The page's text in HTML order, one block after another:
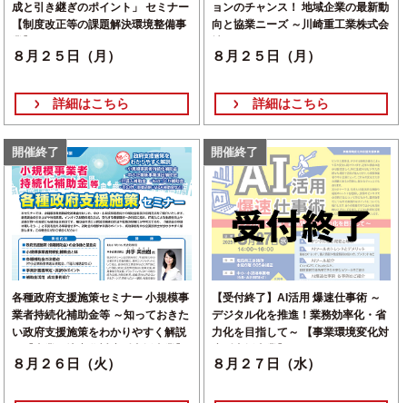
成と引き継ぎのポイント」 セミナー
【制度改正等の課題解決環境整備事
８月２５日（月）
詳細はこちら
ョンのチャンス！ 地域企業の最新動
向と協業ニーズ ～川崎重工業株式会
８月２５日（月）
詳細はこちら
開催終了
各種政府支援施策セミナー 小規模事
業者持続化補助金等 ～知っておきた
い政府支援施策をわかりやすく解説
８月２６日（火）
開催終了
【受付終了】AI活用 爆速仕事術 ～
デジタル化を推進！業務効率化・省
力化を目指して～ 【事業環境変化対
８月２７日（水）